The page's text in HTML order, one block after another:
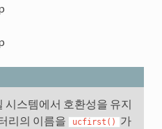
시스템에서 호환성을 유지
리의 이름을
ucfirst()
가